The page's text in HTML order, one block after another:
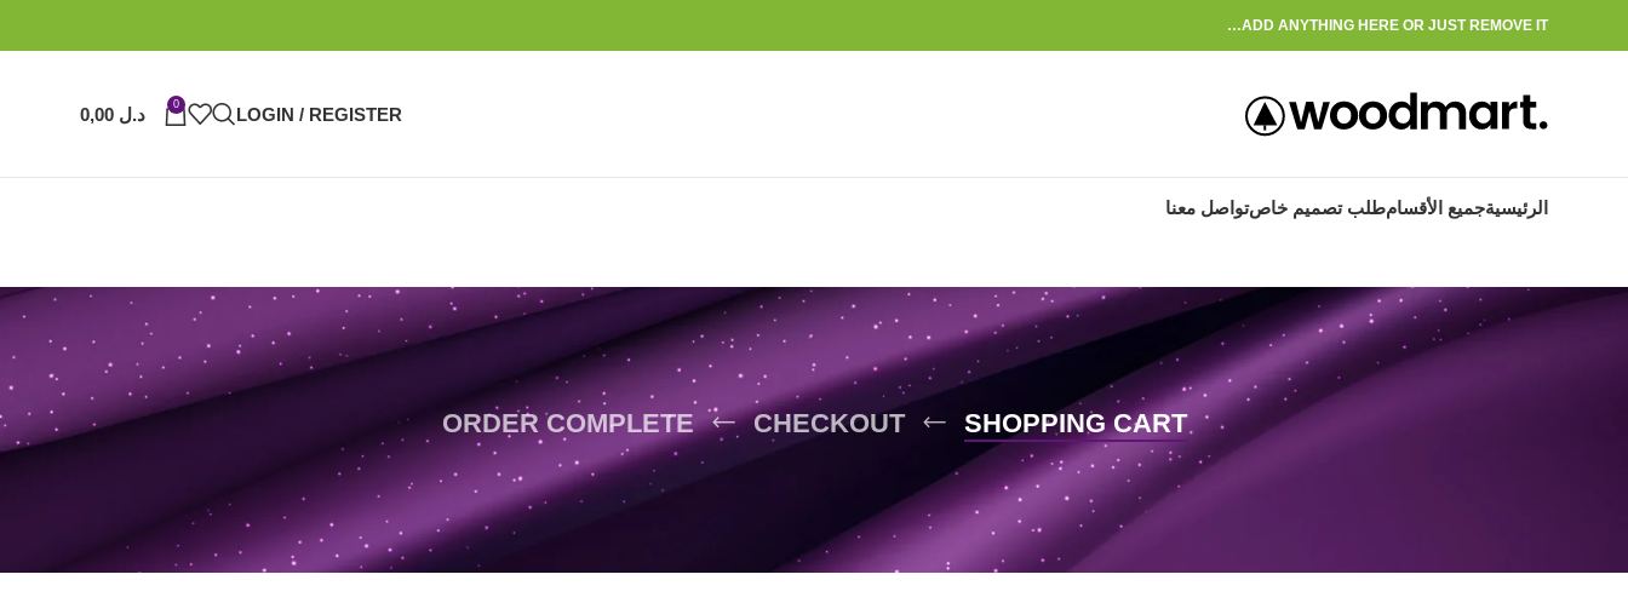
ADD ANYTHING HERE OR JUST REMOVE IT…
LOGIN / REGISTER
0 د.ل
الرئيسيةجميع الأقسامطلب تصميم خاصتواصل معنا
SHOPPING CART
CHECKOUT
ORDER COMPLETE